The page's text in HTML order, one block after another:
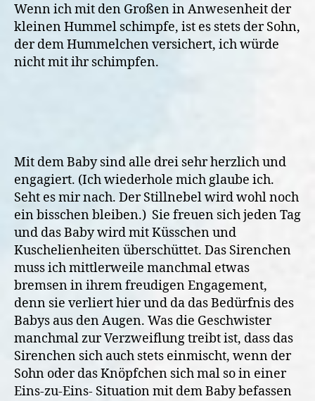
Wenn ich mit den Großen in Anwesenheit der
kleinen Hummel schimpfe, ist es stets der Sohn,
der dem Hummelchen versichert, ich würde
nicht mit ihr schimpfen.
Mit dem Baby sind alle drei sehr herzlich und
engagiert. (Ich wiederhole mich glaube ich.
Seht es mir nach. Der Stillnebel wird wohl noch
ein bisschen bleiben.) Sie freuen sich jeden Tag
und das Baby wird mit Küsschen und
Kuschelienheiten überschüttet. Das Sirenchen
muss ich mittlerweile manchmal etwas
bremsen in ihrem freudigen Engagement,
denn sie verliert hier und da das Bedürfnis des
Babys aus den Augen. Was die Geschwister
manchmal zur Verzweiflung treibt ist, dass das
Sirenchen sich auch stets einmischt, wenn der
Sohn oder das Knöpfchen sich mal so in einer
Eins-zu-Eins- Situation mit dem Baby befassen